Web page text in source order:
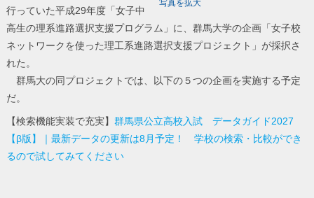
写真を拡大
行っていた平成29年度「女子中
高生の理系進路選択支援プログラム」に、群馬大学の企画「女子校
ネットワークを使った理工系進路選択支援プロジェクト」が採択さ
れた。
群馬大の同プロジェクトでは、以下の５つの企画を実施する予定
だ。
【検索機能実装で充実】 群馬県公立高校入試 データガイド2027
【β版】｜最新データの更新は8月予定！ 学校の検索・比較ができ
るので試してみてください